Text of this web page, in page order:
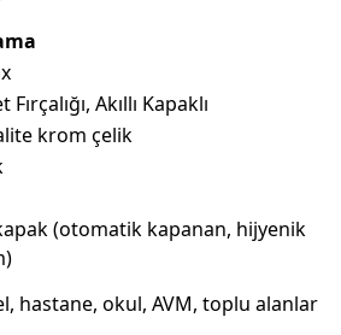
Fırçalığı, Akıllı Kapaklı
krom çelik
kapak (otomatik kapanan, hijyenik
hastane, okul, AVM, toplu alanlar